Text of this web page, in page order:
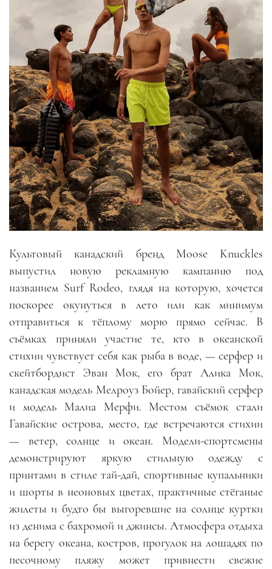
Культовый канадский бренд Moose Knuckles
выпустил новую рекламную кампанию под
названием Surf Rodeo, глядя на которую,хочется
поскорее окунуться в лето или как минимум
отправиться к тёплому морю прямо сейчас. В
съёмках приняли участие те, кто в океанской
стихии чувствует себя как рыба в воде, —серфер и
скейтбордист Эван Мок, его брат Алика Мок,
канадская модель Мелроуз Бойер, гавайский серфер
и модель Малиа Мерфи. Местом съёмок стали
Гавайские острова, место, где встречаются стихии
— ветер, солнце и океан. Модели-спортсмены
демонстрируют яркую стильную одежду с
принтами в стиле тай-дай, спортивные купальники
и шорты в неоновых цветах, практичные стёганые
жилеты и будто бы выгоревшие на солнце куртки
из денима с бахромой и джинсы. Атмосфера отдыха
на берегу океана, костров, прогулок на лошадях по
песочному пляжу может привнести свежие